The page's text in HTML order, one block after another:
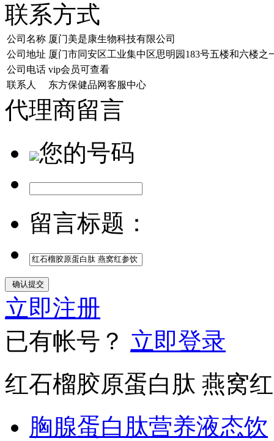
联系方式
公司名称 厦门美是康生物科技有限公司
公司地址 厦门市同安区工业集中区思明园183号五楼和六楼之
公司电话 vip会员可查看
联系人
东方保健品网客服中心
代理商留言
您的号码
留言标题：
立即注册
已有帐号？ 立即登录
红石榴胶原蛋白肽 燕窝
胸腺蛋白肽营养液态饮